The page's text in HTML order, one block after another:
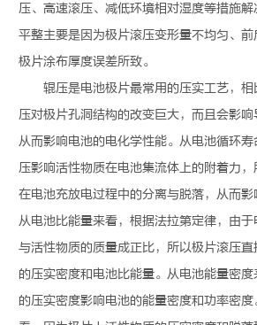
压、高速滚压、减低环境相对湿度等措施
平整主要是因为极片滚压变形量不均匀、
极片涂布厚度误差所致。
辊压是电池极片最常用的压实工艺，
压对极片孔洞结构的改变巨大，而且会影响
从而影响电池的电化学性能。从电池循环
压影响活性物质在电池集流体上的附着力
在电池充放电过程中的分离与脱落，从而影
从电池比能量来看，根据法拉第定律，由
与活性物质的质量成正比，所以极片滚压
的压实密度和电池比能量。从电池能量密
的压实密度影响电池的能量密度和功率密